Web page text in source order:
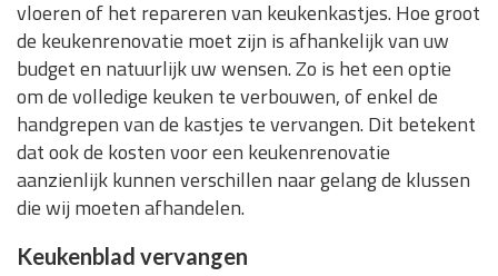
vloeren of het repareren van keukenkastjes. Hoe groot
de keukenrenovatie moet zijn is afhankelijk van uw
budget en natuurlijk uw wensen. Zo is het een optie
om de volledige keuken te verbouwen, of enkel de
handgrepen van de kastjes te vervangen. Dit betekent
dat ook de kosten voor een keukenrenovatie
aanzienlijk kunnen verschillen naar gelang de klussen
die wij moeten afhandelen.
Keukenblad vervangen